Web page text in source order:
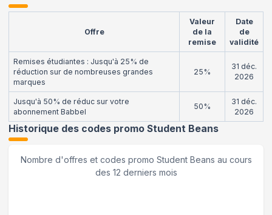
Offre
Valeur
de la
remise
Date
de
validité
Remises étudiantes : Jusqu'à 25% de
réduction sur de nombreuses grandes
marques
25%
31 déc.
2026
Jusqu'à 50% de réduc sur votre
abonnement Babbel
50%
31 déc.
2026
Historique des codes promo Student Beans
Nombre d'offres et codes promo Student Beans au cours
des 12 derniers mois